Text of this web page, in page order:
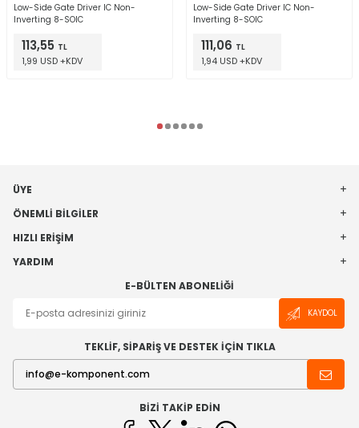
Low-Side Gate Driver IC Non-
Inverting 8-SOIC
113,55 TL
1,99 USD +KDV
Low-Side Gate Driver IC Non-
Inverting 8-SOIC
111,06 TL
1,94 USD +KDV
ÜYE
ÖNEMLI BILGILER
HIZLI ERIŞIM
YARDIM
E-BÜLTEN ABONELIĞI
KAYDOL
TEKLİF, SİPARİŞ VE DESTEK İÇİN TIKLA
BIZI TAKIP EDIN